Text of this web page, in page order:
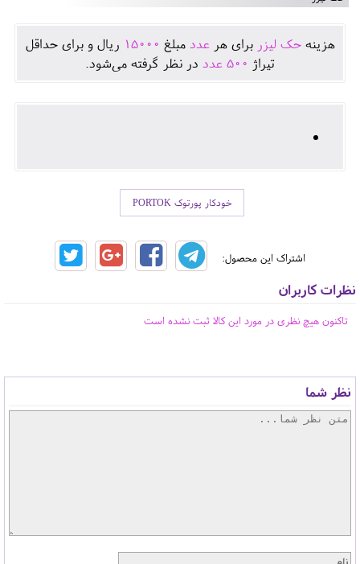
هزينهحک لیزر برای هرعدد مبلغ 15000 ريال و برای حداقل
تيراژ 500 عدد در نظر گرفته می‌شود.
خودکار پورتوک PORTOK
اشتراک این محصول:
نظرات کاربران
تاکنون هیچ نظری در مورد این کالا ثبت نشده است
نظر شما